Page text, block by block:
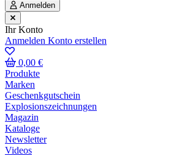
Anmelden
Ihr Konto
Anmelden Konto erstellen
0,00 €
Produkte
Marken
Geschenkgutschein
Explosionszeichnungen
Magazin
Kataloge
Newsletter
Videos